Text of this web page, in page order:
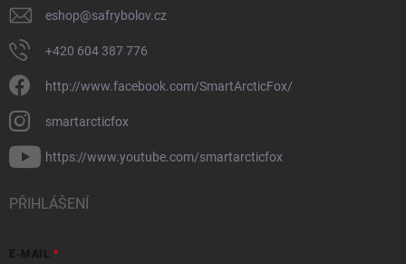
eshop@safrybolov.cz
+420 604 387 776
http://www.facebook.com/SmartArcticFox/
smartarcticfox
https://www.youtube.com/smartarcticfox
PŘIHLÁŠENÍ
E-MAIL